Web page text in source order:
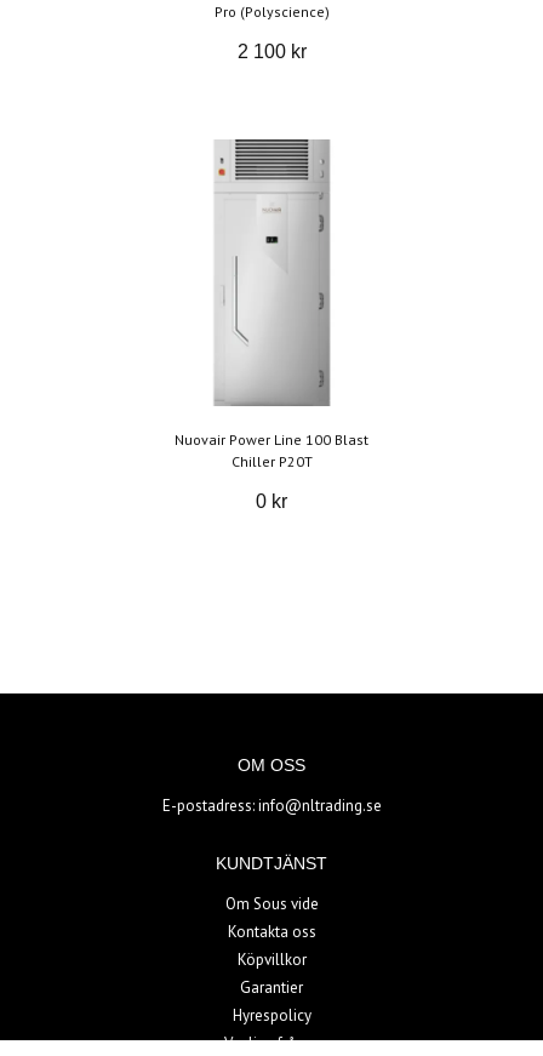
Pro (Polyscience)
2 100 kr
Nuovair Power Line 100 Blast
Chiller P20T
0 kr
OM OSS
E-postadress:info@nltrading.se
KUNDTJÄNST
Om Sous vide
Kontakta oss
Köpvillkor
Garantier
Hyrespolicy
Vanliga frågor